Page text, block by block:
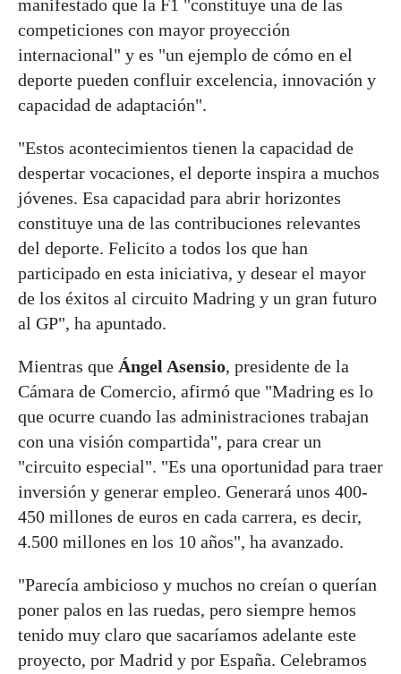
manifestado que la F1 "constituye una de las
competiciones con mayor proyección
internacional" y es "un ejemplo de cómo en el
deporte pueden confluir excelencia, innovación y
capacidad de adaptación".
"Estos acontecimientos tienen la capacidad de
despertar vocaciones, el deporte inspira a muchos
jóvenes. Esa capacidad para abrir horizontes
constituye una de las contribuciones relevantes
del deporte. Felicito a todos los que han
participado en esta iniciativa, y desear el mayor
de los éxitos al circuito Madring y un gran futuro
al GP", ha apuntado.
Mientras que Ángel Asensio, presidente de la
Cámara de Comercio, afirmó que "Madring es lo
que ocurre cuando las administraciones trabajan
con una visión compartida", para crear un
"circuito especial". "Es una oportunidad para traer
inversión y generar empleo. Generará unos 400-
450 millones de euros en cada carrera, es decir,
4.500 millones en los 10 años", ha avanzado.
"Parecía ambicioso y muchos no creían o querían
poner palos en las ruedas, pero siempre hemos
tenido muy claro que sacaríamos adelante este
proyecto, por Madrid y por España. Celebramos